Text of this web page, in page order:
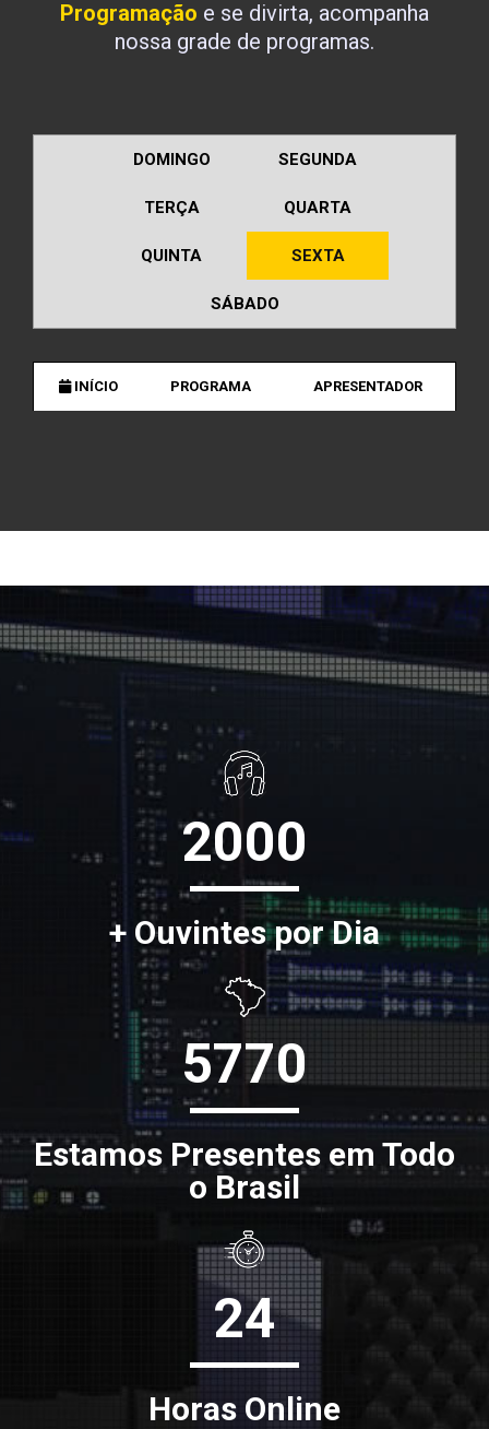
Programação e se divirta, acompanha
nossa grade de programas.
DOMINGO SEGUNDA
TERÇA QUARTA
QUINTA SEXTA
SÁBADO
INÍCIO PROGRAMA APRESENTADOR
2000
+ Ouvintes por Dia
5770
Estamos Presentes em Todo
o Brasil
24
Horas Online